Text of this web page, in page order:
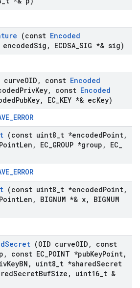
(const Encoded
encodedSig , ECDSA SIG *& sig)
curveOID , const Encoded
PrivKey, const Encoded
PubKey, EC KEY *& ecKey)
(const uint8 t *encodedPoint,
PointLen , EC GROUP *group , EC
(const uint8 t *encodedPoint,
PointLen , BIGNUM *& x,
BIGNUM
Secret (OID curveOID ,
const
, const EC POINT *pubKeyPoint,
KeyBN , uint8 t *sharedSecret
SecretBufSize , uint16 t &